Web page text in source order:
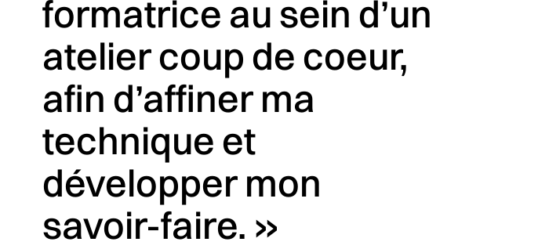
formatrice au sein d’un
atelier coup de coeur,
afin d’affiner ma
technique et
développer mon
savoir-faire. »